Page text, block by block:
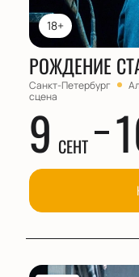
18+
РОЖДЕНИЕ
Санкт-Петербург
сцена
9 СЕНТ